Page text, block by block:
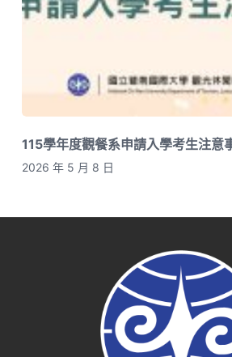
115學年度觀餐系申請入學考生注意
2026 年 5 月 8 日